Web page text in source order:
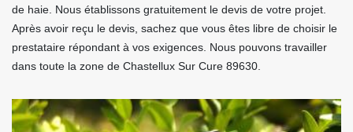
de haie. Nous établissons gratuitement le devis de votre projet.
Après avoir reçu le devis, sachez que vous êtes libre de choisir le
prestataire répondant à vos exigences. Nous pouvons travailler
dans toute la zone de Chastellux Sur Cure 89630.